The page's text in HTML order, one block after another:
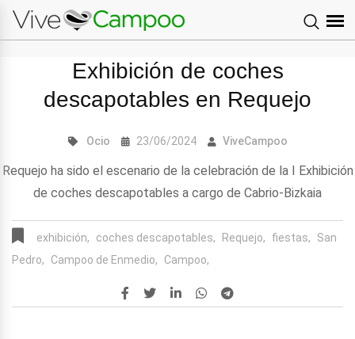
Exhibición de coches
descapotables en Requejo
Ocio 23/06/2024 ViveCampoo
Requejo ha sido el escenario de la celebración de la I Exhibición
de coches descapotables a cargo de Cabrio-Bizkaia
exhibición, coches descapotables, Requejo, fiestas,
San
Pedro,
Campoo de Enmedio, Campoo,